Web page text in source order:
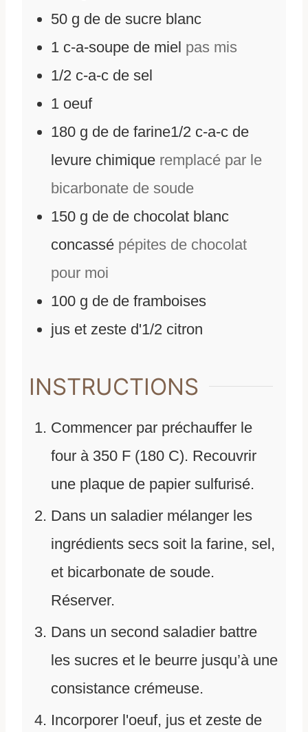
50 g de de sucre blanc
1 c-a-soupe de miel pas mis
1/2 c-a-c de sel
1 oeuf
180 g de de farine1/2 c-a-c de
levure chimique remplacé par le
bicarbonate de soude
150 g de de chocolat blanc
concassé pépites de chocolat
pour moi
100 g de de framboises
jus et zeste d'1/2 citron
INSTRUCTIONS
Commencer par préchauffer le
four à 350 F (180 C). Recouvrir
une plaque de papier sulfurisé.
Dans un saladier mélanger les
ingrédients secs soit la farine, sel,
et bicarbonate de soude.
Réserver.
Dans un second saladier battre
les sucres et le beurre jusqu’à une
consistance crémeuse.
Incorporer l'oeuf, jus et zeste de